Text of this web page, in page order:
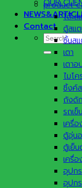
OUR
Contact
Search
for:
product
โต๊ะส
ตู้สแ
ชั้นส
เตา
เตาอ
ไมโค
ซิ้งค์
ถังดั
รถเข็
เครื่
ตู้อุ่น
ตู้เย็
เครื่
อุปก
อุปก